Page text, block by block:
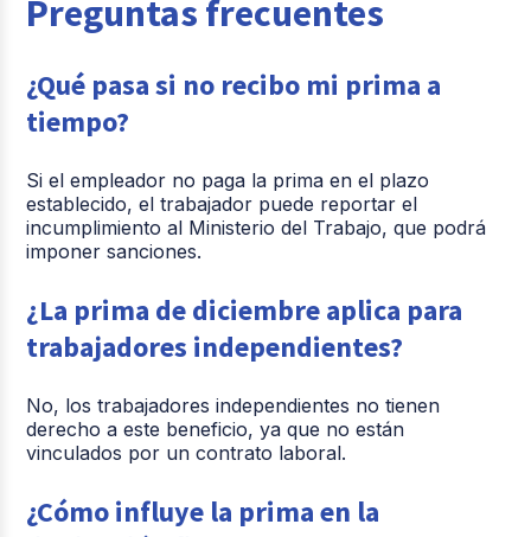
Preguntas frecuentes
¿Qué pasa si no recibo mi prima a
tiempo?
Si el empleador no paga la prima en el plazo
establecido, el trabajador puede reportar el
incumplimiento al Ministerio del Trabajo, que podrá
imponer sanciones.
¿La prima de diciembre aplica para
trabajadores independientes?
No, los trabajadores independientes no tienen
derecho a este beneficio, ya que no están
vinculados por un contrato laboral.
¿Cómo influye la prima en la